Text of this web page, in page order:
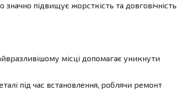
підвищує жорсткість та довговічність
місці допомагає уникнути
під час встановлення, роблячи ремонт